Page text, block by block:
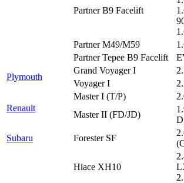
Partner B9 Facelift
Partner M49/M59
Partner Tepee B9 Facelift
Plymouth
Grand Voyager I
Voyager I
Renault
Master I (T/P)
Master II (FD/JD)
Subaru
Forester SF
Hiace XH10